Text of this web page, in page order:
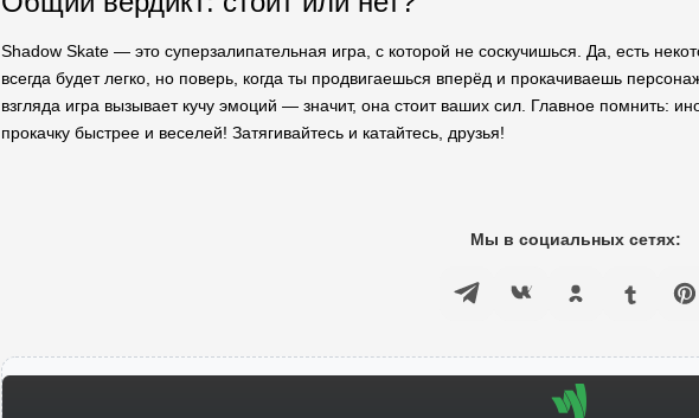
Shadow Skate — это суперзалипательная игра, с которой не соскучишься. Да, есть
всегда будет легко, но поверь, когда ты продвигаешься вперёд и прокачиваешь
взгляда игра вызывает кучу эмоций — значит, она стоит ваших сил. Главное помнить:
прокачку быстрее и веселей! Затягивайтесь и катайтесь, друзья!
Мы в социальных сетях: